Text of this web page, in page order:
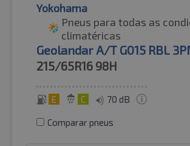
Yokohama
Pneus para todas as
climatéricas
Geolandar A/T G015 RBL
215/65R16 98H
E C 70 dB
Comparar pneus